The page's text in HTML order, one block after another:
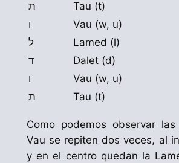
ת
Tau (t)
ו
Vau (w, u)
ל
Lamed (l)
ד
Dalet (d)
ו
Vau (w, u)
ת
Tau (t)
Como podemos observar
Vau se repiten dos veces, al
y en el centro quedan la